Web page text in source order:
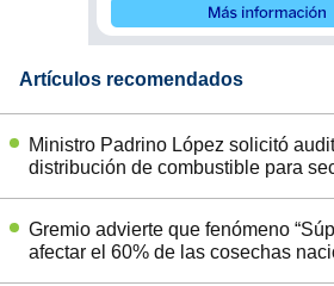
Artículos recomendados
Ministro Padrino López solicitó
distribución de combustible para
Gremio advierte que fenómeno
afectar el 60% de las cosechas